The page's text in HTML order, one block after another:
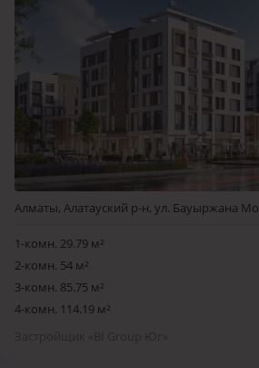
Алматы, Алатауский р-н, ул. Бауыржана
1-комн. 29.79 м²
2-комн. 54 м²
3-комн. 85.75 м²
4-комн. 114.19 м²